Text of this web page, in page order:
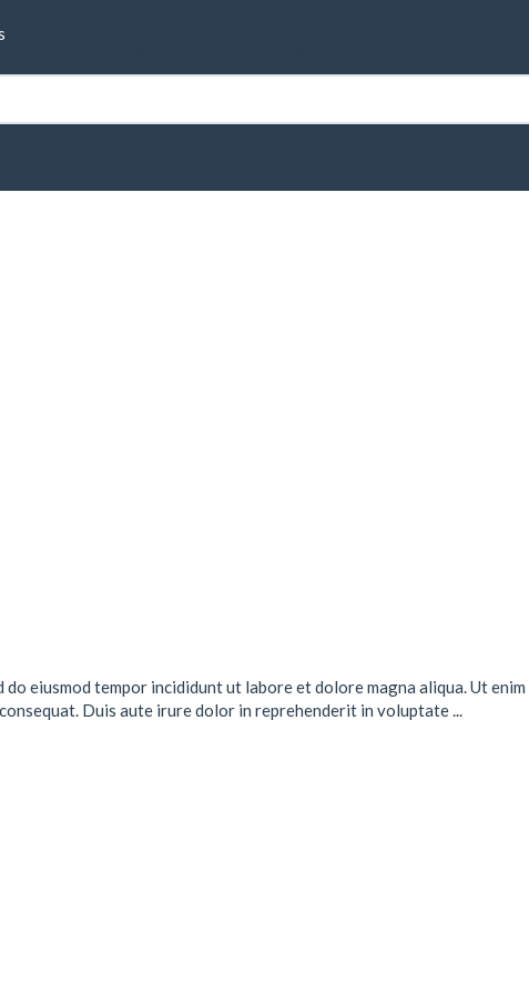
eiusmod tempor incididunt ut labore et dolore magna aliqua. Ut enim
Duis aute irure dolor in reprehenderit in voluptate ...